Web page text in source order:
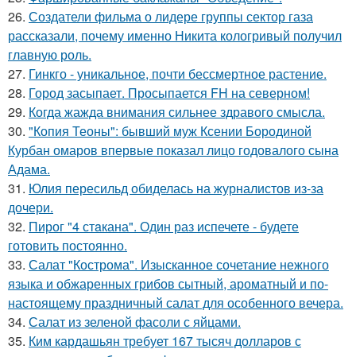
26. Создатели фильма о лидере группы сектор газа
рассказали, почему именно Никита кологривый получил
главную роль.
27. Гинкго - уникальное, почти бессмертное растение.
28. Город засыпает. Просыпается FH на северном!
29. Когда жажда внимания сильнее здравого смысла.
30. "Копия Теоны": бывший муж Ксении Бородиной
Курбан омаров впервые показал лицо годовалого сына
Адама.
31. Юлия пересильд обиделась на журналистов из-за
дочери.
32. Пирог "4 стaкана". Один раз испечете - будете
готовить постоянно.
33. Салат "Кострома". Изысканное сочетание нежного
языка и обжаренных грибов сытный, ароматный и по-
настоящему праздничный салат для особенного вечера.
34. Салат из зеленой фасоли с яйцами.
35. Ким кардашьян требует 167 тысяч долларов с